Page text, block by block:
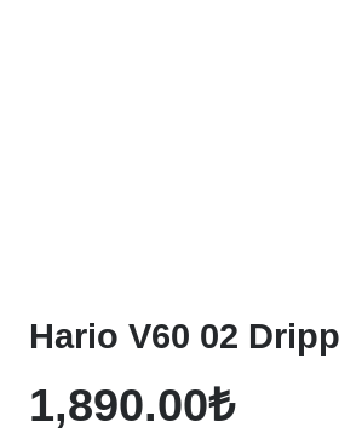
Hario V60 02
1,890.00₺